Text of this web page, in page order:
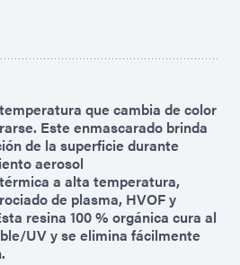
que cambia de color
Este enmascarado brinda
de la superficie durante
aerosol
a alta temperatura,
de plasma, HVOF y
resina 100 % orgánica cura al
UV y se elimina fácilmente